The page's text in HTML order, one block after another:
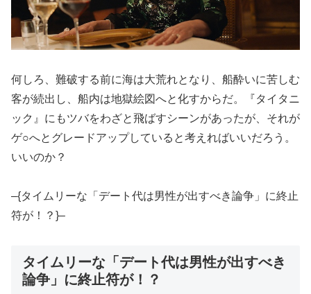
何しろ、難破する前に海は大荒れとなり、船酔いに苦しむ
客が続出し、船内は地獄絵図へと化すからだ。『タイタニ
ック』にもツバをわざと飛ばすシーンがあったが、それが
ゲ○へとグレードアップしていると考えればいいだろう。
いいのか？
–{タイムリーな「デート代は男性が出すべき論争」に終止
符が！？}–
タイムリーな「デート代は男性が出すべき
論争」に終止符が！？